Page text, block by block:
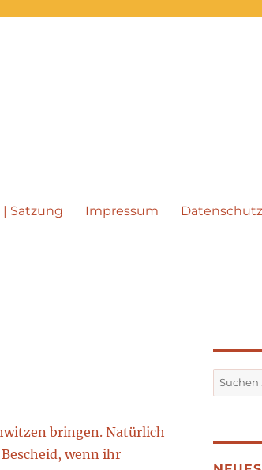
Satzung Impressum
bringen. Natürlich
wenn ihr
Suchen
nach: